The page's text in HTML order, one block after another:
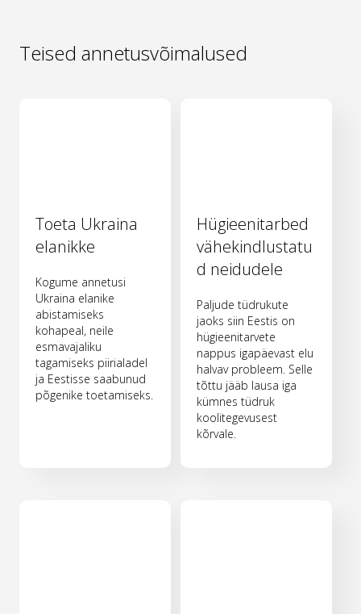
Teised annetusvõimalused
Toeta Ukraina
elanikke
Kogume annetusi
Ukraina elanike
abistamiseks
kohapeal, neile
esmavajaliku
tagamiseks piirialadel
ja Eestisse saabunud
põgenike toetamiseks.
Hügieenitarbed
vähekindlustatu
d neidudele
Paljude tüdrukute
jaoks siin Eestis on
hügieenitarvete
nappus igapäevast elu
halvav probleem. Selle
tõttu jääb lausa iga
kümnes tüdruk
koolitegevusest
kõrvale.